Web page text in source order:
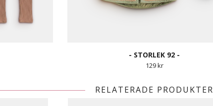
- STORLEK 92 -
129 kr
RELATERADE PRODUKTER